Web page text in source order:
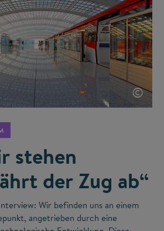
©
stehen
der Zug ab“
Wir befinden uns an einem
angetrieben durch eine